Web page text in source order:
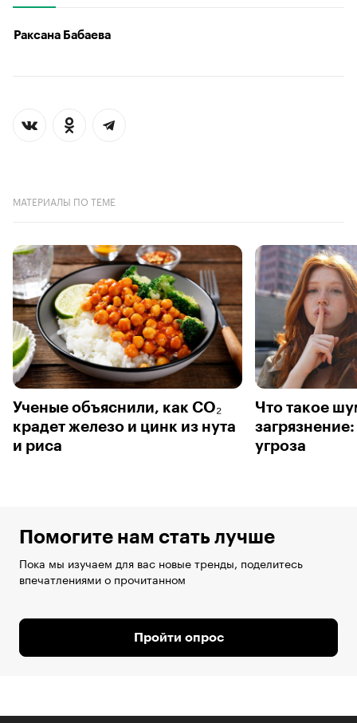
Раксана Бабаева
МАТЕРИАЛЫ ПО ТЕМЕ
Ученые объяснили, как CO₂
крадет железо и цинк из нута
и риса
Что такое
угроза
Помогите нам стать лучше
Пока мы изучаем для вас новые тренды, поделитесь
впечатлениями о прочитанном
Пройти опрос